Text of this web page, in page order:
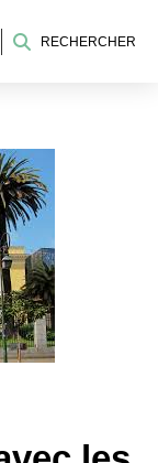
RECHERCHER